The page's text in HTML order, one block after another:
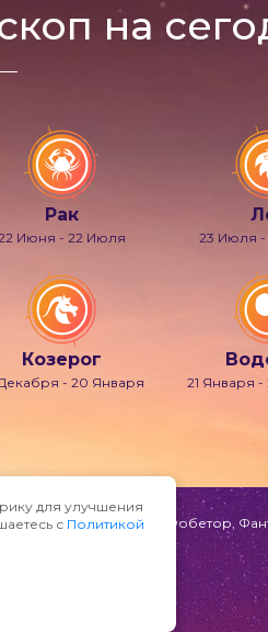
на
Рак
Июня - 22 Июля 23 Июля -
Козерог
- 20 Января 21 Января
Гипнос, Морфей, Фобетор,
для улучшения
с Политикой